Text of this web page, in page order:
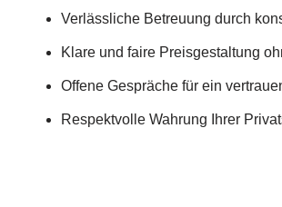
Verlässliche Betreuung durch
Klare und faire Preisgestaltung
Offene Gespräche für ein
Respektvolle Wahrung Ihrer